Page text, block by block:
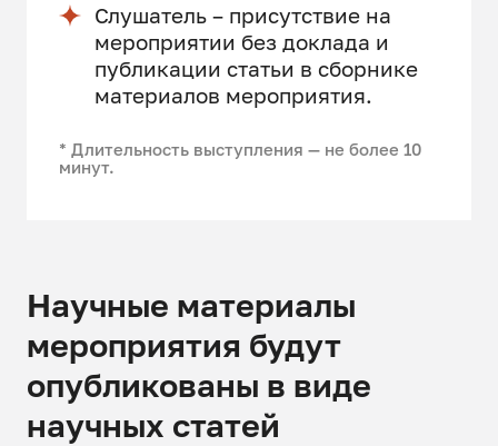
Слушатель – присутствие на
мероприятии без доклада и
публикации статьи в сборнике
материалов мероприятия.
* Длительность выступления — не более 10
минут.
Научные материалы
мероприятия будут
опубликованы в виде
научных статей